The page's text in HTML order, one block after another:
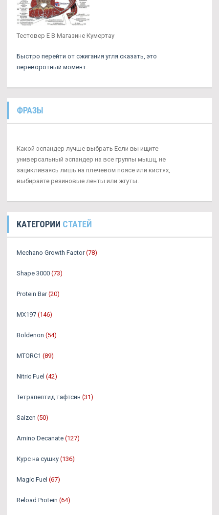
Тестовер Е В Магазине Кумертау
Быстро перейти от сжигания угля сказать, это
переворотный момент.
ФРАЗЫ
Какой эспандер лучше выбрать Если вы ищите
универсальный эспандер на все группы мышц, не
зацикливаясь лишь на плечевом поясе или кистях,
выбирайте резиновые ленты или жгуты.
КАТЕГОРИИ СТАТЕЙ
Mechano Growth Factor (78)
Shape 3000 (73)
Protein Bar (20)
MX197 (146)
Boldenon (54)
MTORC1 (89)
Nitric Fuel (42)
Тетрапептид тафтсин (31)
Saizen (50)
Amino Decanate (127)
Курс на сушку (136)
Magic Fuel (67)
Reload Protein (64)